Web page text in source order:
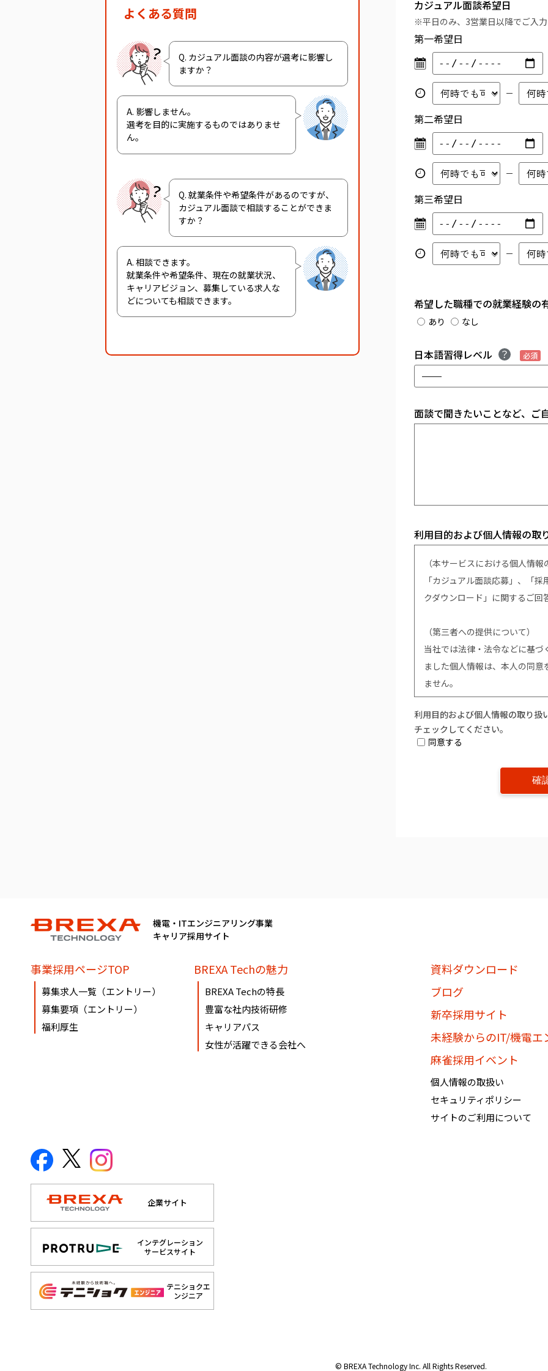
よくある質問
Q. カジュアル面談の内容が選考に影響し
ますか？
A. 影響しません。
選考を目的に実施するものではありませ
ん。
Q. 就業条件や希望条件があるのですが、
カジュアル面談で相談することができま
すか？
A. 相談できます。
就業条件や希望条件、現在の就業状況、
キャリアビジョン、募集している求人な
どについても相談できます。
カジュアル面談希望日
※平日のみ、3営業日以降でご入力
第一希望日
第二希望日
第三希望日
希望した職種での就業経験の
あり なし
日本語習得レベル 必須
面談で聞きたいことなど、ご
利用目的および個人情報の取
（本サービスにおける個人情報
「カジュアル面談応募」、「
クダウンロード」に関するご回
（第三者への提供について）
当社では法律・法令などに基
ました個人情報は、本人の同
ません。
（個人情報提供の任意性につい
個人情報の提供は原則任意です
ご提供ができません。
株式会社BREXA Technology
個人情報マネジメントシステム
個人情報保護管理者：吉野 貴博
利用目的および個人情報の取り扱
チェックしてください。
同意する
機電・ITエンジニアリング事業
キャリア採用サイト
事業採用ページTOP
募集求人一覧（エントリー）
募集要項（エントリー）
福利厚生
BREXA Techの魅力
BREXA Techの特長
豊富な社内技術研修
キャリアパス
女性が活躍できる会社へ
資料ダウンロード
ブログ
新卒採用サイト
未経験からのIT/機電エ
麻雀採用イベント
個人情報の取扱い
セキュリティポリシー
サイトのご利用について
企業サイト
インテグレーション
サービスサイト
テニショクエ
ンジニア
© BREXA Technology Inc. All Rights Reserved.